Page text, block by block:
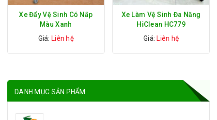
Xe Đẩy Vệ Sinh Có Nắp
Màu Xanh
Giá: Liên hệ
Xe Làm Vệ Sinh Đa Năng
HiClean HC779
Giá: Liên hệ
DANH MỤC SẢN PHẨM